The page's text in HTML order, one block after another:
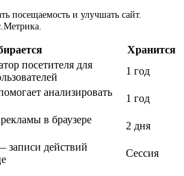
посещаемость и улучшать сайт.
Хранится
посетителя для
1 год
анализировать
1 год
в браузере
2 дня
записи действий
Сессия